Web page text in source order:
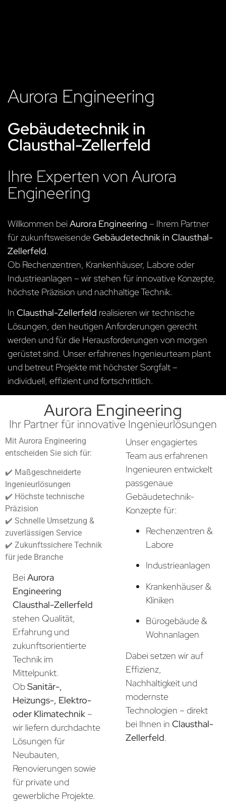
Aurora Engineering
Gebäudetechnik in
Clausthal-Zellerfeld
Ihre Experten von Aurora
Engineering
Willkommen beiAurora Engineering – Ihrem Partner
für zukunftsweisendeGebäudetechnik in Clausthal-
Zellerfeld.
Ob Rechenzentren, Krankenhäuser, Labore oder
Industrieanlagen – wir stehen für innovative Konzepte,
höchste Präzision und nachhaltige Technik.
In Clausthal-Zellerfeld realisieren wir technische
Lösungen, den heutigen Anforderungen gerecht
werden und für die Herausforderungen von morgen
gerüstet sind. Unser erfahrenes Ingenieurteam plant
und betreut Projekte mit höchster Sorgfalt –
individuell, effizient und fortschrittlich.
Aurora Engineering
Ihr Partner für innovative Ingenieurlösungen
Mit Aurora Engineering
entscheiden Sie sich für:
✔️ Maßgeschneiderte
Ingenieurlösungen
✔️ Höchste technische
Präzision
✔️ Schnelle Umsetzung &
zuverlässigen Service
✔️ Zukunftssichere Technik
für jede Branche
BeiAurora
Engineering
Clausthal-Zellerfeld
stehen Qualität,
Erfahrung und
zukunftsorientierte
Technik im
Mittelpunkt.
ObSanitär-,
Heizungs-, Elektro-
oder Klimatechnik –
wir liefern durchdachte
Lösungen für
Neubauten,
Renovierungen sowie
für private und
gewerbliche Projekte.
Unser engagiertes
Team aus erfahrenen
Ingenieuren entwickelt
passgenaue
Gebäudetechnik-
Konzepte für:
Rechenzentren &
Labore
Industrieanlagen
Krankenhäuser &
Kliniken
Bürogebäude &
Wohnanlagen
Dabei setzen wir auf
Effizienz,
Nachhaltigkeit und
modernste
Technologien – direkt
bei Ihnen in Clausthal-
Zellerfeld.